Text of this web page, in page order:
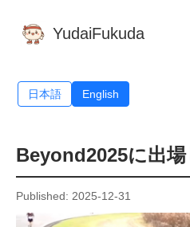
YudaiFukuda
日本語 English
Beyond2025に出場
Published: 2025-12-31